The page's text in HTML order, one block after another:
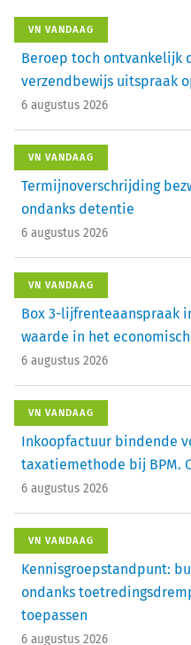
VN VANDAAG
Beroep toch ontvankelijk
verzendbewijs uitspraak
6 augustus 2026
VN VANDAAG
Termijnoverschrijding
ondanks detentie
6 augustus 2026
VN VANDAAG
Box 3-lijfrenteaanspraak
waarde in het
6 augustus 2026
VN VANDAAG
Inkoopfactuur bindende
taxatiemethode bij BPM.
6 augustus 2026
VN VANDAAG
Kennisgroepstandpunt:
ondanks
toepassen
6 augustus 2026